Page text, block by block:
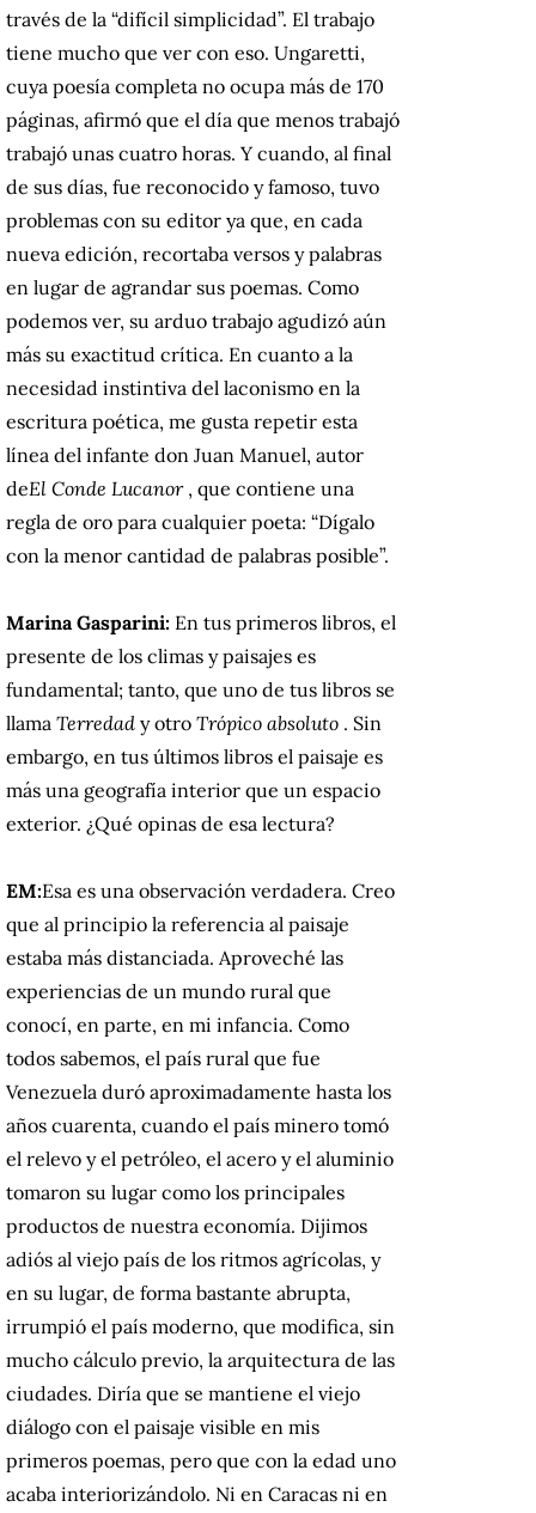
través de la “difícil simplicidad”. El trabajo
tiene mucho que ver con eso. Ungaretti,
cuya poesía completa no ocupa más de 170
páginas, afirmó que el día que menos trabajó
trabajó unas cuatro horas. Y cuando, al final
de sus días, fue reconocido y famoso, tuvo
problemas con su editor ya que, en cada
nueva edición, recortaba versos y palabras
en lugar de agrandar sus poemas. Como
podemos ver, su arduo trabajo agudizó aún
más su exactitud crítica. En cuanto a la
necesidad instintiva del laconismo en la
escritura poética, me gusta repetir esta
línea del infante don Juan Manuel, autor
deEl Conde Lucanor, que contiene una
regla de oro para cualquier poeta: “Dígalo
con la menor cantidad de palabras posible”.
Marina Gasparini: En tus primeros libros, el
presente de los climas y paisajes es
fundamental; tanto, que uno de tus libros se
llama Terredad y otro Trópico absoluto . Sin
embargo, en tus últimos libros el paisaje es
más una geografía interior que un espacio
exterior. ¿Qué opinas de esa lectura?
EM:Esa es una observación verdadera. Creo
que al principio la referencia al paisaje
estaba más distanciada. Aproveché las
experiencias de un mundo rural que
conocí, en parte, en mi infancia. Como
todos sabemos, el país rural que fue
Venezuela duró aproximadamente hasta los
años cuarenta, cuando el país minero tomó
el relevo y el petróleo, el acero y el aluminio
tomaron su lugar como los principales
productos de nuestra economía. Dijimos
adiós al viejo país de los ritmos agrícolas, y
en su lugar, de forma bastante abrupta,
irrumpió el país moderno, que modifica, sin
mucho cálculo previo, la arquitectura de las
ciudades. Diría que se mantiene el viejo
diálogo con el paisaje visible en mis
primeros poemas, pero que con la edad uno
acaba interiorizándolo. Ni en Caracas ni en